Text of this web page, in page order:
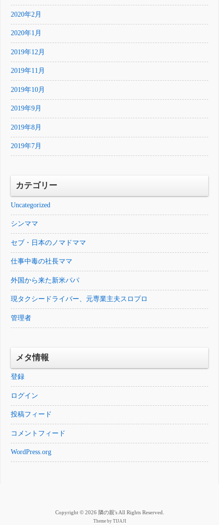
2020年2月
2020年1月
2019年12月
2019年11月
2019年10月
2019年9月
2019年8月
2019年7月
カテゴリー
Uncategorized
シンママ
セブ・日本のノマドママ
仕事中毒の社長ママ
外国から来た新米パパ
現タクシードライバー、元専業主夫スロプロ
管理者
メタ情報
登録
ログイン
投稿フィード
コメントフィード
WordPress.org
Copyright © 2026 隣の親's All Rights Reserved.
Theme by TIJAJI